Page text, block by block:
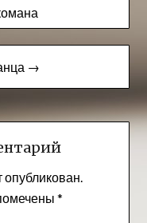
→
*